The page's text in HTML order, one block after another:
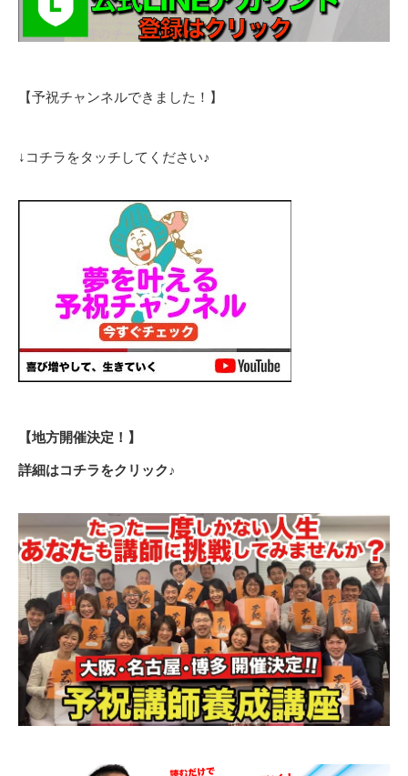
【予祝チャンネルできました！】
↓コチラをタッチしてください♪
【地方開催決定！】
詳細はコチラをクリック♪